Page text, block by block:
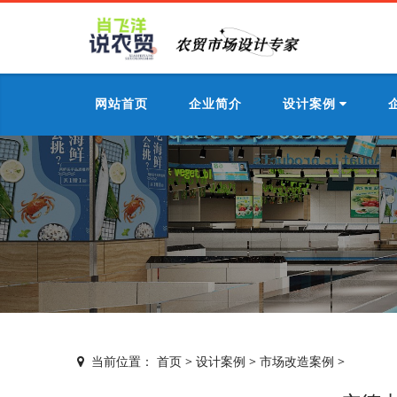
网站首页 企业简介 设计案例
当前位置： 首页 > 设计案例 > 市场改造案例 >